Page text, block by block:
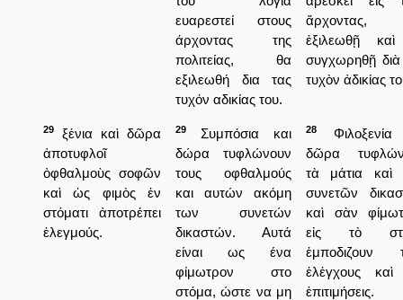
ευαρεστεί στους
άρχοντας της
πολιτείας, θα
εξιλεωθή δια τας
τυχόν αδικίας του.
ἄρχοντας,
ἐξιλεωθῇ
συγχωρηθῇ διὰ
τυχὸν ἀδικίας
29
ξένια καὶ δῶρα
ἀποτυφλοῖ
ὀφθαλμοὺς σοφῶν
καὶ ὡς φιμὸς ἐν
στόματι ἀποτρέπει
ἐλεγμούς.
29
Συμπόσια και
δώρα τυφλώνουν
τους οφθαλμούς
και αυτών ακόμη
των συνετών
δικαστών. Αυτά
είναι ως ένα
φίμωτρον στο
στόμα, ώστε να μη
28
Φιλοξενία
δῶρα
τὰ μάτια καὶ
συνετῶν
καὶ σὰν
εἰς τὸ
ἐμποδιζουν
ἐλέγχους καὶ
ἐπιτιμήσεις.